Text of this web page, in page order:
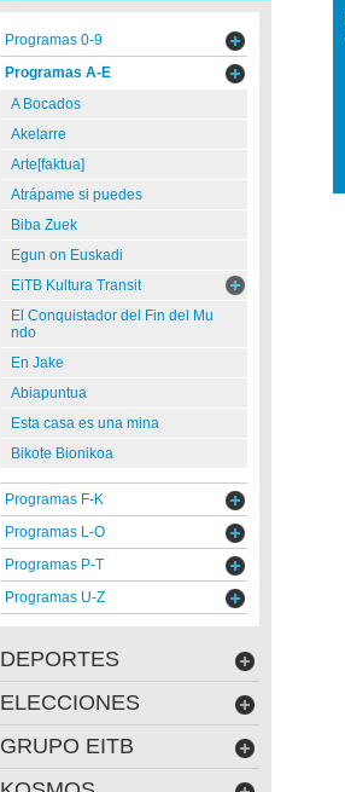
Programas 0-9
Programas A-E
A Bocados
Akelarre
Arte[faktua]
Atrápame si puedes
Biba Zuek
Egun on Euskadi
EiTB Kultura Transit
El Conquistador del Fin del Mu
ndo
En Jake
Abiapuntua
Esta casa es una mina
Bikote Bionikoa
Programas F-K
Programas L-O
Programas P-T
Programas U-Z
DEPORTES
ELECCIONES
GRUPO EITB